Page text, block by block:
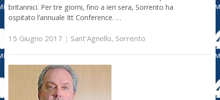
britannici. Per tre giorni, fino a ieri sera, Sorrento ha
ospitato l’annuale Itt Conference. …
15 Giugno 2017 | Sant'Agnello, Sorrento